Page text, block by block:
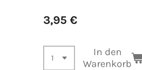
3,95 €
In den
Warenkorb